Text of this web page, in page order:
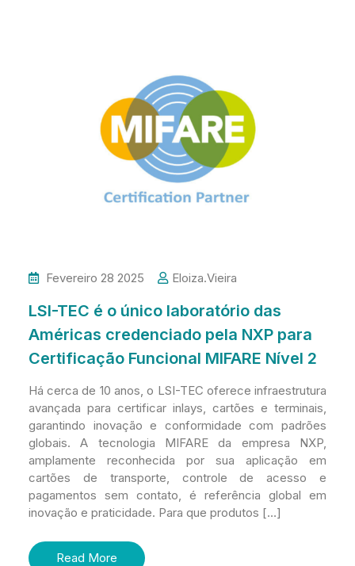
Fevereiro 28 2025 Eloiza.vieira
LSI-TEC é o único laboratório das
Américas credenciado pela NXP para
Certificação Funcional MIFARE Nível 2
Há cerca de 10 anos, o LSI-TEC oferece infraestrutura
avançada para certificar inlays, cartões e terminais,
garantindo inovação e conformidade com padrões
globais. A tecnologia MIFARE da empresa NXP,
amplamente reconhecida por sua aplicação em
cartões de transporte, controle de acesso e
pagamentos sem contato, é referência global em
inovação e praticidade. Para que produtos […]
Read More